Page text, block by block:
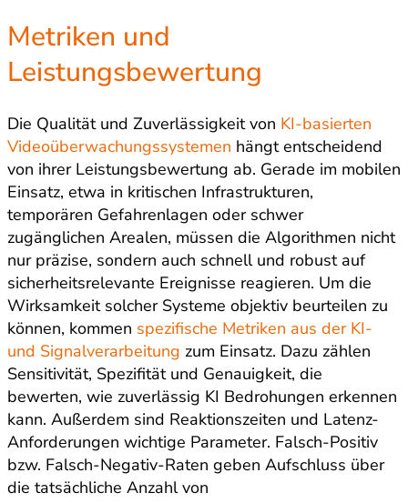
Metriken und
Leistungsbewertung
Die Qualität und Zuverlässigkeit von KI-basierten
Videoüberwachungssystemen hängt entscheidend
von ihrer Leistungsbewertung ab. Gerade im mobilen
Einsatz, etwa in kritischen Infrastrukturen,
temporären Gefahrenlagen oder schwer
zugänglichen Arealen, müssen die Algorithmen nicht
nur präzise, sondern auch schnell und robust auf
sicherheitsrelevante Ereignisse reagieren. Um die
Wirksamkeit solcher Systeme objektiv beurteilen zu
können, kommen spezifische Metriken aus der KI-
und Signalverarbeitung zum Einsatz. Dazu zählen
Sensitivität, Spezifität und Genauigkeit, die
bewerten, wie zuverlässig KI Bedrohungen erkennen
kann. Außerdem sind Reaktionszeiten und Latenz-
Anforderungen wichtige Parameter. Falsch-Positiv
bzw. Falsch-Negativ-Raten geben Aufschluss über
die tatsächliche Anzahl von